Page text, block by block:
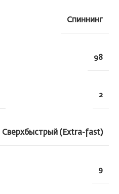
Спиннинг
98
2
Сверхбыстрый (Extra-fast)
9